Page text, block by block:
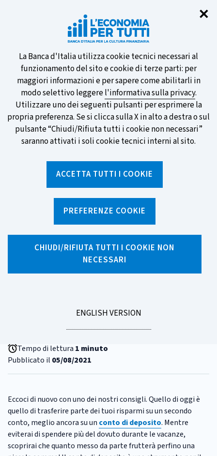
✕
Informativa
sui
cookie
La Banca d'Italia utilizza cookie tecnici necessari al
funzionamento del sito e cookie di terze parti: per
maggiori informazioni e per sapere come abilitarli in
modo selettivo leggerel'informativa sulla privacy.
Utilizzare uno dei seguenti pulsanti per esprimere la
propria preferenza. Se si clicca sulla X in alto a destra o sul
pulsante “Chiudi/Rifiuta tutti i cookie non necessari”
saranno attivati i soli cookie tecnici interni al sito.
ACCETTA TUTTI I COOKIE
PREFERENZE COOKIE
CHIUDI/RIFIUTA TUTTI I COOKIE NON
NECESSARI
GO
ENGLISH VERSION
Partecipa al sondaggio della BCE
sulle nuove banconote e vota la tua
preferita!
SCOPRI DI PIÙ
può aiutare a risparmiare
Facebook
LinkedinWhatsApp
Email
sabbia. 3 - Un conto di deposito
può aiutare a risparmiare
CATEGORIA:
RISPARMIO
Tempo di lettura 1 minuto
Pubblicato il 05/08/2021
Eccoci di nuovo con uno dei nostri consigli. Quello di oggi è
quello di trasferire parte dei tuoi risparmi su un secondo
conto, meglio ancora su un conto di deposito. Mentre
eviterai di spendere più del dovuto durante le vacanze,
scoprirai che quanto messo da parte frutterà perfino una